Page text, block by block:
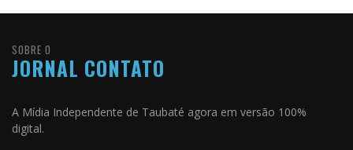
SOBRE O
JORNAL CONTATO
A Mídia Independente de Taubaté agora em versão 100%
digital.